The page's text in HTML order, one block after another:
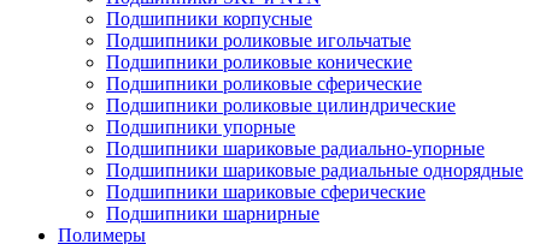
Подшипники корпусные
Подшипники роликовые игольчатые
Подшипники роликовые конические
Подшипники роликовые сферические
Подшипники роликовые цилиндрические
Подшипники упорные
Подшипники шариковые радиально-упорные
Подшипники шариковые радиальные однорядные
Подшипники шариковые сферические
Подшипники шарнирные
Полимеры